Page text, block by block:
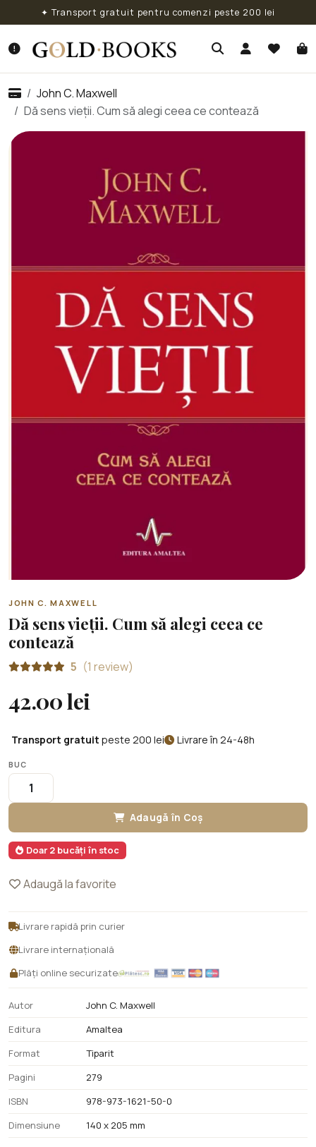
✦ Transport gratuit pentru comenzi peste 200 lei
John C. Maxwell
Dă sens vieții. Cum să alegi ceea ce contează
JOHN C. MAXWELL
Dă sens vieții. Cum să alegi ceea ce
contează
5 (1 review)
42.00 lei
Transport gratuit peste 200 lei Livrare în 24-48h
BUC
Adaugă în Coș
Doar 2 bucăți în stoc
Adaugă la favorite
Livrare rapidă prin curier
Livrare internațională
Plăți online securizate
Autor
John C. Maxwell
Editura
Amaltea
Format
Tiparit
Pagini
279
ISBN
978-973-1621-50-0
Dimensiune
140 x 205 mm